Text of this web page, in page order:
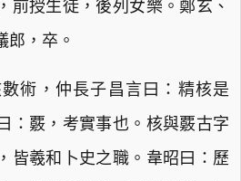
前授生徒，後列女樂。鄭玄、
郎，卒。
術，仲長子昌言曰：精核是
：覈，考實事也。核與覈古字
皆羲和卜史之職。韋昭曰：歷